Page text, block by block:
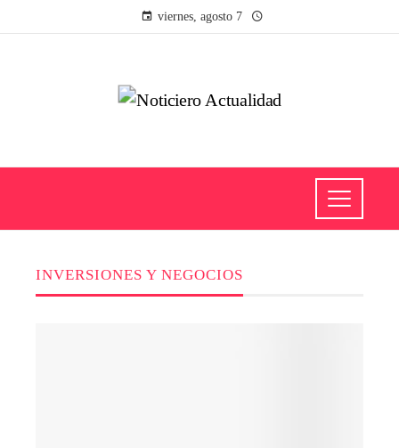
viernes, agosto 7
INVERSIONES Y NEGOCIOS